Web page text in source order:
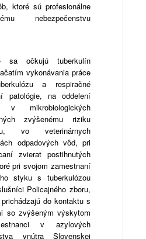
ktoré sú profesionálne
nebezpečenstvu
sa očkujú tuberkulín
vykonávania práce
a respiračné
patológie, na oddelení
v mikrobiologických
zvýšenému riziku
vo veterinárnych
odpadových vôd, pri
zvierat postihnutých
pri svojom zamestnaní
styku s tuberkulózou
Policajného zboru,
do kontaktu s
so zvýšeným výskytom
v azylových
vnútra Slovenskej